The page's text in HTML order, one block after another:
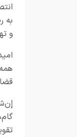
به
و